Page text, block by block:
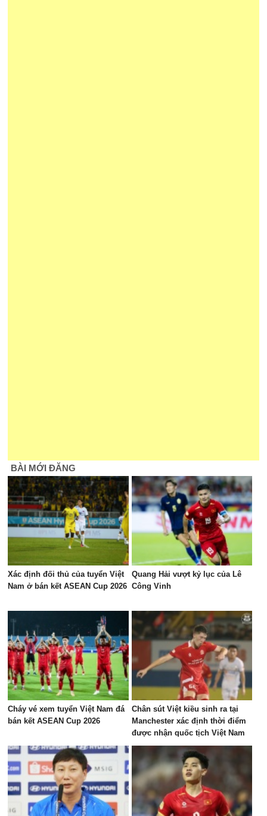
BÀI MỚI ĐĂNG
Xác định đối thủ của tuyển Việt
Nam ở bán kết ASEAN Cup 2026
Quang Hải vượt kỷ lục của Lê
Công Vinh
Cháy vé xem tuyển Việt Nam đá
bán kết ASEAN Cup 2026
Chân sút Việt kiều sinh ra tại
Manchester xác định thời điểm
được nhận quốc tịch Việt Nam